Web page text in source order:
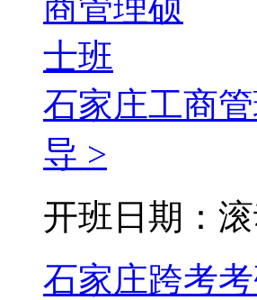
石家庄工商
导 >
开班日期：
石家庄跨考